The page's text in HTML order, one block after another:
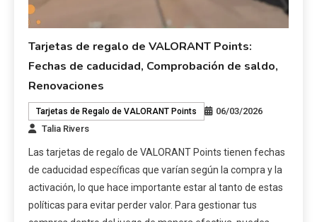
Tarjetas de regalo de VALORANT Points:
Fechas de caducidad, Comprobación de saldo,
Renovaciones
Tarjetas de Regalo de VALORANT Points
06/03/2026
Talia Rivers
Las tarjetas de regalo de VALORANT Points tienen fechas
de caducidad específicas que varían según la compra y la
activación, lo que hace importante estar al tanto de estas
políticas para evitar perder valor. Para gestionar tus